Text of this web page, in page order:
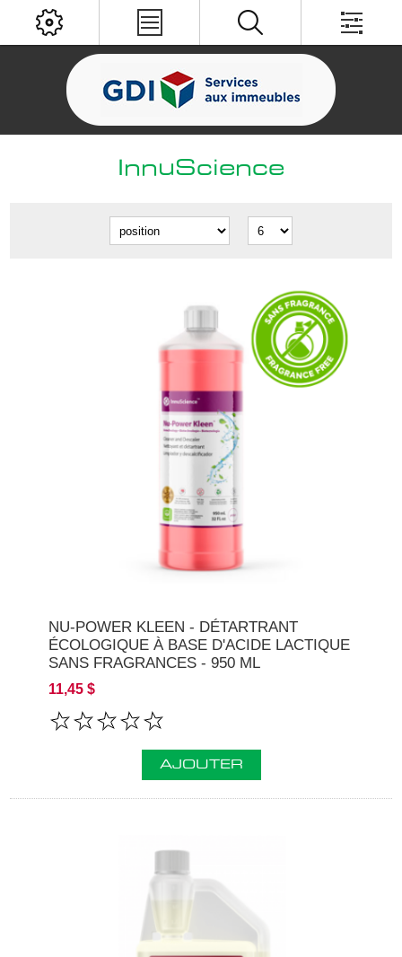
InnuScience
NU-POWER KLEEN - DÉTARTRANT
ÉCOLOGIQUE À BASE D'ACIDE LACTIQUE
SANS FRAGRANCES - 950 ML
11,45 $
AJOUTER